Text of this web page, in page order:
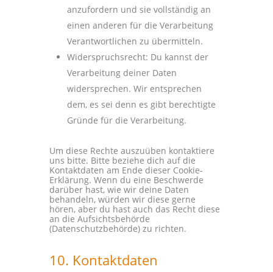
anzufordern und sie vollständig an
einen anderen für die Verarbeitung
Verantwortlichen zu übermitteln.
Widerspruchsrecht: Du kannst der
Verarbeitung deiner Daten
widersprechen. Wir entsprechen
dem, es sei denn es gibt berechtigte
Gründe für die Verarbeitung.
Um diese Rechte auszuüben kontaktiere
uns bitte. Bitte beziehe dich auf die
Kontaktdaten am Ende dieser Cookie-
Erklärung. Wenn du eine Beschwerde
darüber hast, wie wir deine Daten
behandeln, würden wir diese gerne
hören, aber du hast auch das Recht diese
an die Aufsichtsbehörde
(Datenschutzbehörde) zu richten.
10. Kontaktdaten